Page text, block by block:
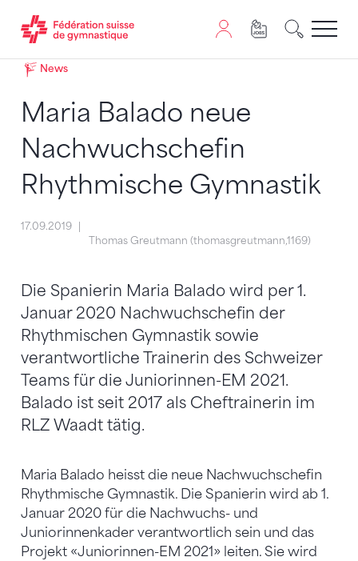
Passer au contenu
Naviguer vers le plan du siten
JavaScript est nécessaire pour naviguer sur ce site.
News
Maria Balado neue
Nachwuchschefin
Rhythmische Gymnastik
17.09.2019
Thomas Greutmann (thomasgreutmann,1169)
Die Spanierin Maria Balado wird per 1.
Januar 2020 Nachwuchschefin der
Rhythmischen Gymnastik sowie
verantwortliche Trainerin des Schweizer
Teams für die Juniorinnen-EM 2021.
Balado ist seit 2017 als Cheftrainerin im
RLZ Waadt tätig.
Maria Balado heisst die neue Nachwuchschefin
Rhythmische Gymnastik. Die Spanierin wird ab 1.
Januar 2020 für die Nachwuchs- und
Juniorinnenkader verantwortlich sein und das
Projekt «Juniorinnen-EM 2021» leiten. Sie wird